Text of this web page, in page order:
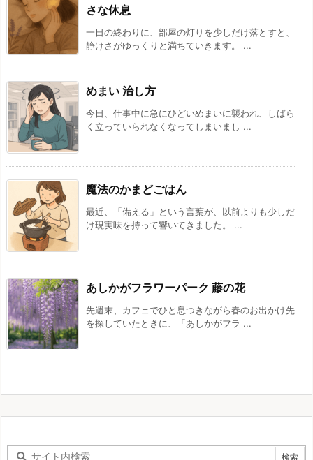
さな休息
一日の終わりに、部屋の灯りを少しだけ落とすと、
静けさがゆっくりと満ちていきます。 ...
めまい 治し方
今日、仕事中に急にひどいめまいに襲われ、しばら
く立っていられなくなってしまいまし ...
魔法のかまどごはん
最近、「備える」という言葉が、以前よりも少しだ
け現実味を持って響いてきました。 ...
あしかがフラワーパーク 藤の花
先週末、カフェでひと息つきながら春のお出かけ先
を探していたときに、「あしかがフラ ...